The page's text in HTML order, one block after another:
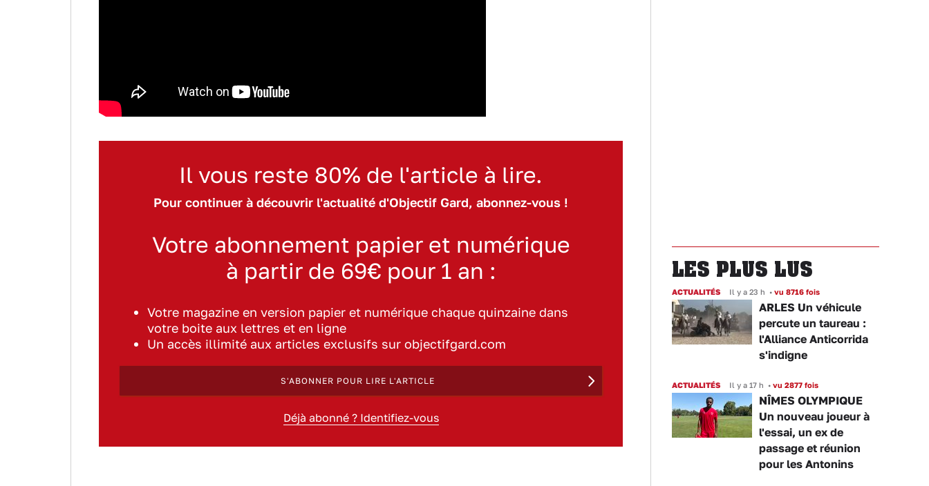
Il vous reste 80% de l'article à lire.
Pour continuer à découvrir l'actualité d'Objectif Gard, abonnez-vous !
Votre abonnement papier et numérique
à partir de 69€ pour 1 an :
Votre magazine en version papier et numérique chaque quinzaine dans
votre boite aux lettres et en ligne
Un accès illimité aux articles exclusifs sur objectifgard.com
S'ABONNER POUR LIRE L'ARTICLE
Déjà abonné ? Identifiez-vous
LES PLUS LUS
ACTUALITÉS Il y a 23 h • vu 8716 fois
ARLES Un véhicule
percute un taureau :
l'Alliance Anticorrida
s'indigne
ACTUALITÉS Il y a 17 h • vu 2877 fois
NÎMES OLYMPIQUE
Un nouveau joueur à
l'essai, un ex de
passage et réunion
pour les Antonins